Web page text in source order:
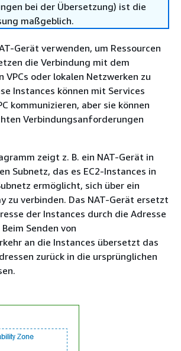
bei der Übersetzung) ist die
maßgeblich.
Gerät verwenden, um Ressourcen
die Verbindung mit dem
VPCs oder lokalen Netzwerken zu
Instances können mit Services
kommunizieren, aber sie können
Verbindungsanforderungen
zeigt z. B. ein NAT-Gerät in
Subnetz, das es EC2-Instances in
ermöglicht, sich über ein
zu verbinden. Das NAT-Gerät ersetzt
der Instances durch die Adresse
Senden von
an die Instances übersetzt das
zurück in die ursprünglichen